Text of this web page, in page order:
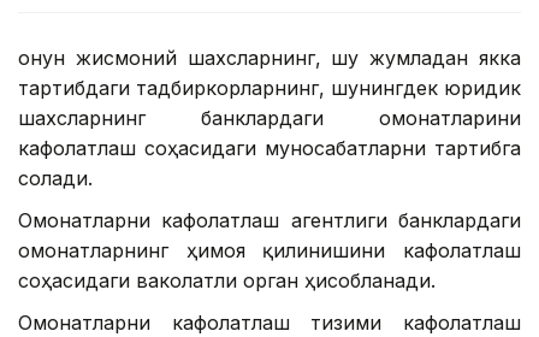
Қонун жисмоний шахсларнинг, шу жумладан якка
тартибдаги тадбиркорларнинг, шунингдек юридик
шахсларнинг банклардаги омонатларини
кафолатлаш соҳасидаги муносабатларни тартибга
солади.
Омонатларни кафолатлаш агентлиги банклардаги
омонатларнинг ҳимоя қилинишини кафолатлаш
соҳасидаги ваколатли орган ҳисобланади.
Омонатларни кафолатлаш тизими кафолатлаш